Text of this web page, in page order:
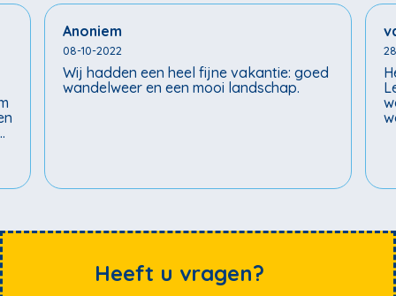
Anoniem
08-10-2022
Wij hadden een heel fijne vakantie: goed
wandelweer en een mooi landschap.
Heeft u vragen?